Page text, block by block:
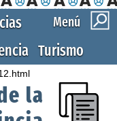
Menú
Turismo
la